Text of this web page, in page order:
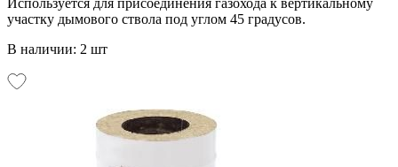
участку дымового ствола под углом 45 градусов.
В наличии: 2 шт